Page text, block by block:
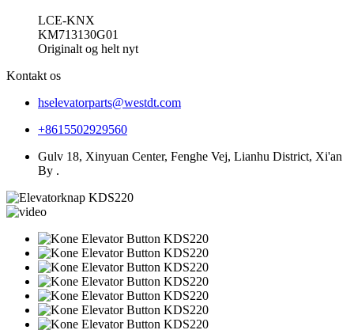
LCE-KNX
KM713130G01
Originalt og helt nyt
Kontakt os
hselevatorparts@westdt.com
+8615502929560
Gulv 18, Xinyuan Center, Fenghe Vej, Lianhu District, Xi'an
By .